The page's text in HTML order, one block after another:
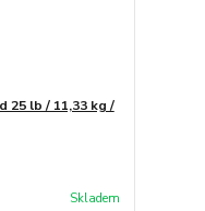
25 lb / 11,33 kg /
Skladem